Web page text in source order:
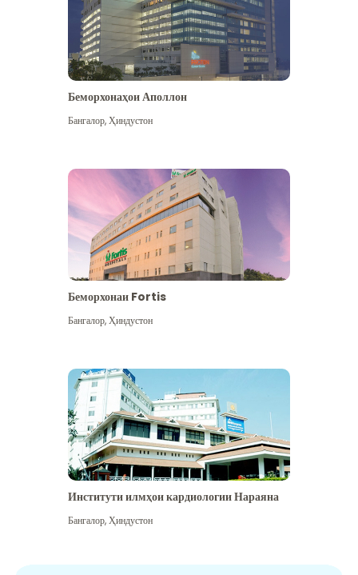
Бештар дидан
Беморхонаҳои Аполлон
Бангалор,Ҳиндустон
Беморхонаи Fortis
Бангалор,Ҳиндустон
Институти илмҳои кардиологии Нараяна
Бангалор,Ҳиндустон